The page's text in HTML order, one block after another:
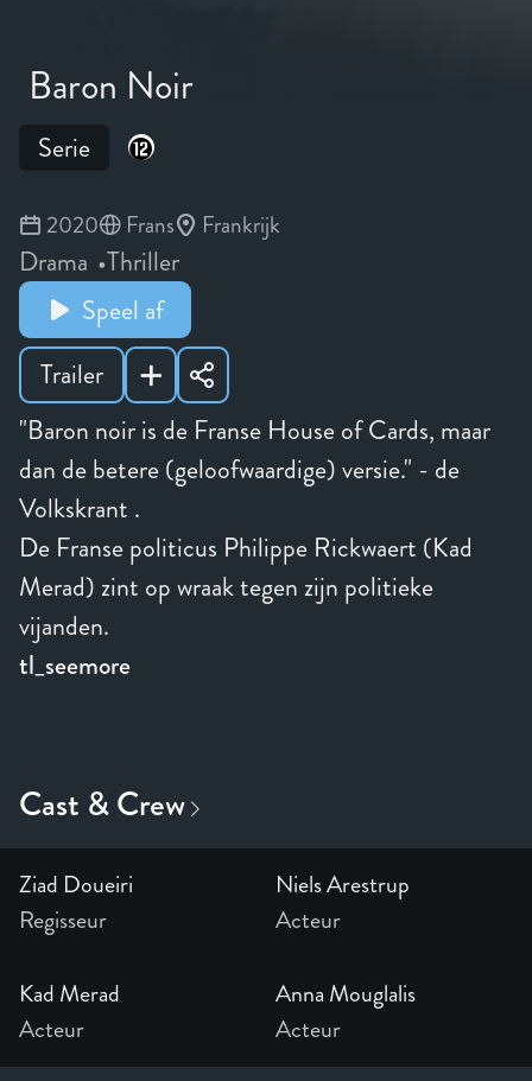
Baron Noir
Serie
"Baron noir is de Franse House of Cards, maar
dan de betere (geloofwaardige) versie." - de
Volkskrant .
De Franse politicus Philippe Rickwaert (Kad
Merad) zint op wraak tegen zijn politieke
vijanden.
tl_seemore
2020 Frans Frankrijk
Drama Thriller
Speel af
Trailer
Ziad Doueiri
Regisseur
Niels Arestrup
Acteur
Kad Merad
Acteur
Anna Mouglalis
Acteur